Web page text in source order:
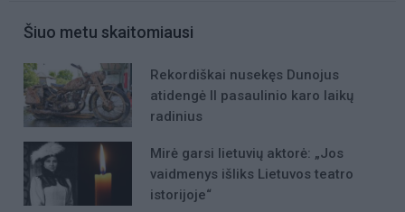
Šiuo metu skaitomiausi
Rekordiškai nusekęs Dunojus
atidengė II pasaulinio karo laikų
radinius
Mirė garsi lietuvių aktorė: „Jos
vaidmenys išliks Lietuvos teatro
istorijoje“